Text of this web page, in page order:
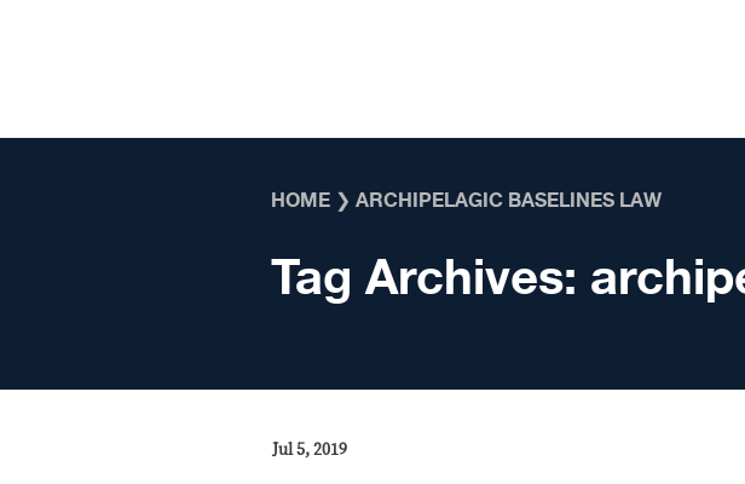
HOME ❯ ARCHIPELAGIC BASELINES LAW
Tag Archives:
Jul 5, 2019